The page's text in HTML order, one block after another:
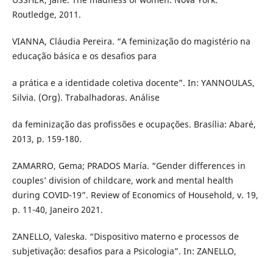
Routledge, 2011.
VIANNA, Cláudia Pereira. “A feminização do magistério na
educação básica e os desafios para
a prática e a identidade coletiva docente”. In: YANNOULAS,
Silvia. (Org). Trabalhadoras. Análise
da feminização das profissões e ocupações. Brasília: Abaré,
2013, p. 159-180.
ZAMARRO, Gema; PRADOS María. “Gender differences in
couples’ division of childcare, work and mental health
during COVID-19”. Review of Economics of Household, v. 19,
p. 11-40, Janeiro 2021.
ZANELLO, Valeska. “Dispositivo materno e processos de
subjetivação: desafios para a Psicologia”. In: ZANELLO,